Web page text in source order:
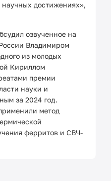
достижениях»,
озвученное на
Владимиром
из молодых
Кириллом
премии
науки и
за 2024 год.
метод
ферритов и СВЧ-